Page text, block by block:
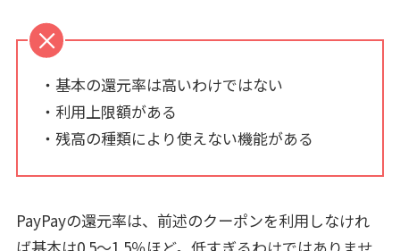
・基本の還元率は高いわけではない
・利用上限額がある
・残高の種類により使えない機能がある
PayPayの還元率は、前述のクーポンを利用しなけれ